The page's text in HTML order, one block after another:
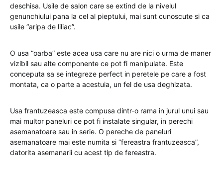
deschisa. Usile de salon care se extind de la nivelul
genunchiului pana la cel al pieptului, mai sunt cunoscute si ca
usile “aripa de liliac”.
O usa “oarba” este acea usa care nu are nici o urma de maner
vizibil sau alte componente ce pot fi manipulate. Este
conceputa sa se integreze perfect in peretele pe care a fost
montata, ca o parte a acestuia, un fel de usa deghizata.
Usa frantuzeasca este compusa dintr-o rama in jurul unui sau
mai multor paneluri ce pot fi instalate singular, in perechi
asemanatoare sau in serie. O pereche de paneluri
asemanatoare mai este numita si “fereastra frantuzeasca”,
datorita asemanarii cu acest tip de fereastra.